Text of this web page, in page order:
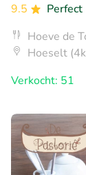
9.5
Perfect
Hoeve de
Hoeselt
Verkocht: 51